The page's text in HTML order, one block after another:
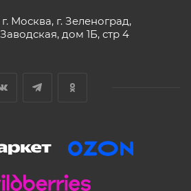
г. Москва, г. Зеленоград,
дом 1Б, стр 4